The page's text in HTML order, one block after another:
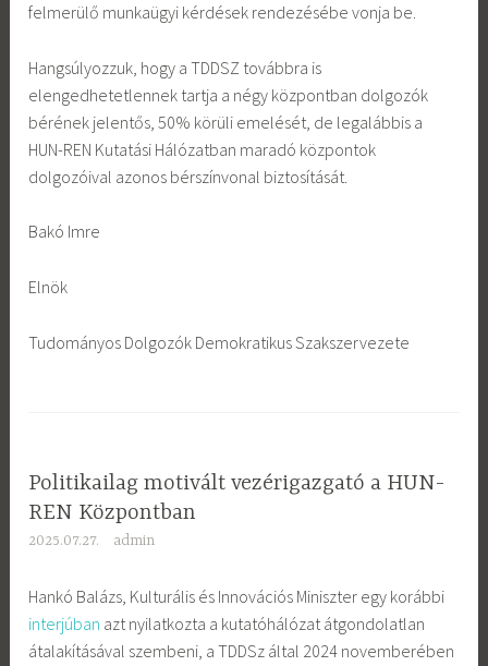
felmerülő munkaügyi kérdések rendezésébe vonja be.
Hangsúlyozzuk, hogy a TDDSZ továbbra is
elengedhetetlennek tartja a négy központban dolgozók
bérének jelentős, 50% körüli emelését, de legalábbis a
HUN-REN Kutatási Hálózatban maradó központok
dolgozóival azonos bérszínvonal biztosítását.
Bakó Imre
Elnök
Tudományos Dolgozók Demokratikus Szakszervezete
Politikailag motivált vezérigazgató a HUN-
REN Központban
2025.07.27. admin
Hankó Balázs, Kulturális és Innovációs Miniszter egy korábbi
interjúban azt nyilatkozta a kutatóhálózat átgondolatlan
átalakításával szembeni, a TDDSz által 2024 novemberében